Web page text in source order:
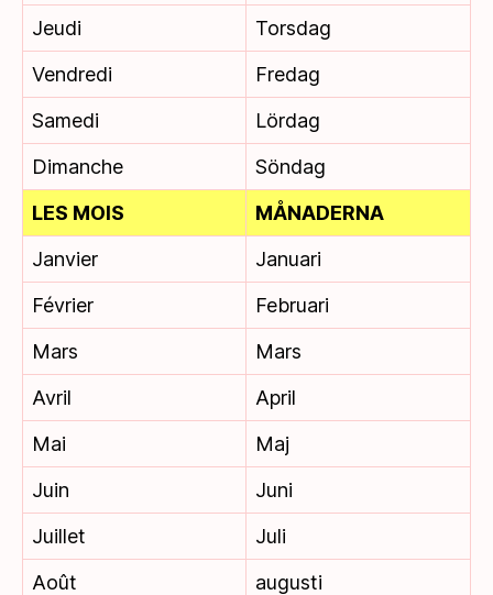
Jeudi
Torsdag
Vendredi
Fredag
Samedi
Lördag
Dimanche
Söndag
LES MOIS
MÅNADERNA
Janvier
Januari
Février
Februari
Mars
Mars
Avril
April
Mai
Maj
Juin
Juni
Juillet
Juli
Août
augusti